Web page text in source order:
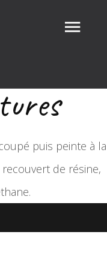
puis peinte à la
de résine,